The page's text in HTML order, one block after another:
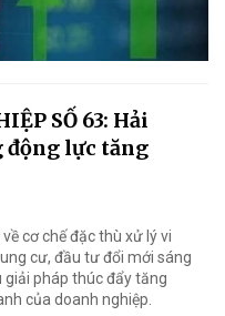
SỐ 63: Hải
động lực tăng
cơ chế đặc thù xử lý vi
cư, đầu tư đổi mới sáng
giải pháp thúc đẩy tăng
của doanh nghiệp.